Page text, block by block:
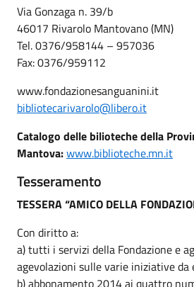
Via Gonzaga n. 39/b
46017 Rivarolo Mantovano (MN)
Tel. 0376/958144 – 957036
Fax: 0376/959112
www.fondazionesanguanini.it
bibliotecarivarolo@libero.it
Catalogo delle bilioteche della
Mantova:www.biblioteche.mn.it
Tesseramento
TESSERA “AMICO DELLA
Con diritto a:
a) tutti i servizi della Fondazione e
agevolazioni sulle varie iniziative da
b) abbonamento 2014 ai quattro